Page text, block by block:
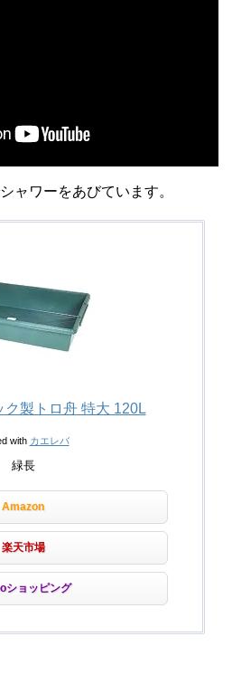
ャワーをあびています。
ク製トロ舟 特大 120L
with カエレバ
緑長
Amazon
楽天市場
ショッピング